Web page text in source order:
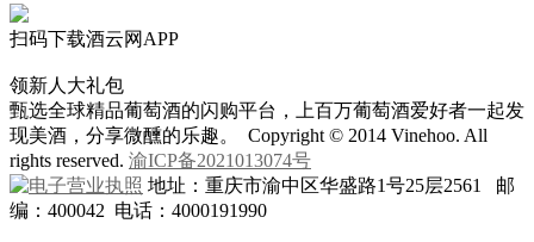
扫码下载酒云网APP
领新人大礼包
甄选全球精品葡萄酒的闪购平台，上百万葡萄酒爱好者一起发
现美酒，分享微醺的乐趣。 Copyright © 2014 Vinehoo. All
rights reserved. 渝ICP备2021013074号
地址：重庆市渝中区华盛路1号25层2561 邮
编：400042 电话：4000191990